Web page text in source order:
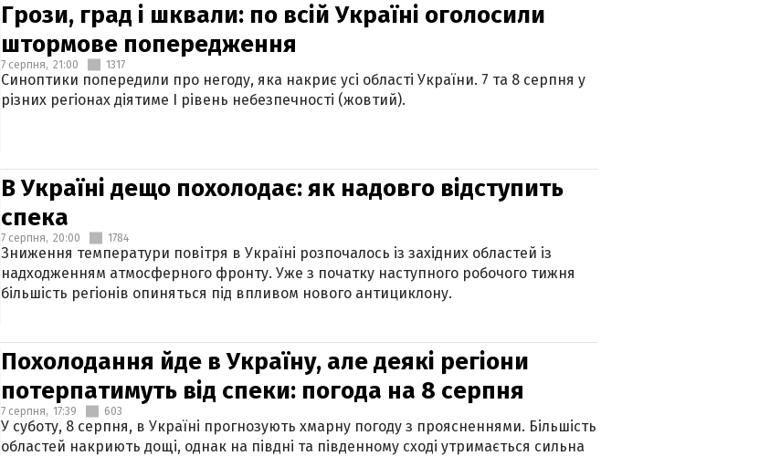
Грози, град і шквали: по всій Україні оголосили
штормове попередження
7 серпня, 21:00 1317
Синоптики попередили про негоду, яка накриє усі області України. 7 та 8 серпня у
різних регіонах діятиме І рівень небезпечності (жовтий).
В Україні дещо похолодає: як надовго відступить
спека
7 серпня, 20:00 1784
Зниження температури повітря в Україні розпочалось із західних областей із
надходженням атмосферного фронту. Уже з початку наступного робочого тижня
більшість регіонів опиняться під впливом нового антициклону.
Похолодання йде в Україну, але деякі регіони
потерпатимуть від спеки: погода на 8 серпня
7 серпня, 17:39 603
У суботу, 8 серпня, в Україні прогнозують хмарну погоду з проясненнями. Більшість
областей накриють дощі, однак на півдні та південному сході утримається сильна